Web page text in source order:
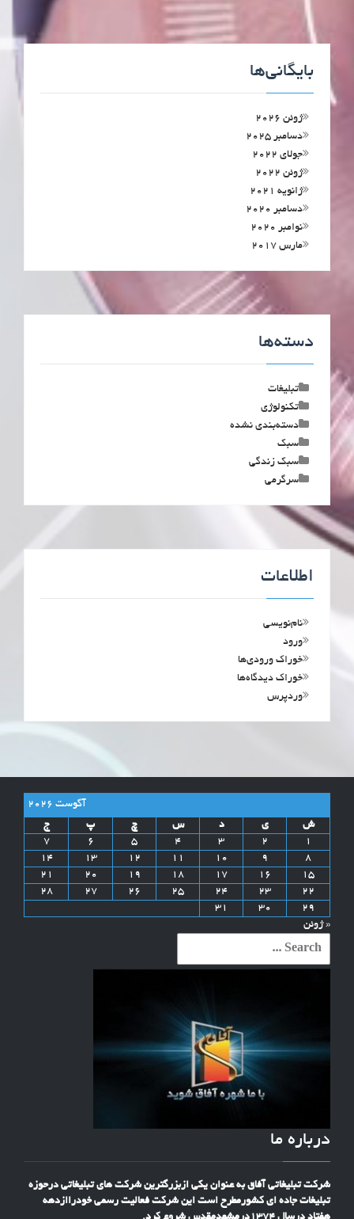
بایگانی‌ها
ژوئن 2026
دسامبر 2025
جولای 2022
ژوئن 2022
ژانویه 2021
دسامبر 2020
نوامبر 2020
مارس 2017
دسته‌ها
تبلیغات
تکنولوژی
دسته‌بندی نشده
سبک
سبک زندگی
سرگرمی
اطلاعات
نام‌نویسی
ورود
خوراک ورودی‌ها
خوراک دیدگاه‌ها
وردپرس
آگوست 2026
ش
ی د س چ پ
ج
1
2
3
4
5
6
7
8
9
10
11
12
13
14
15
16
17
18
19
20
21
22
23
24
25
26
27
28
29
30
31
« ژوئن
Search
درباره ما
شرکت تبلیغاتی آفاق به عنوان یکی ازبزرگترین شرکت های تبلیغاتی درحوزه
تبلیغات جاده ای کشورمطرح است این شرکت فعالیت رسمی خودراازدهه